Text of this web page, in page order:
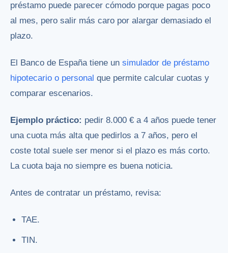
préstamo puede parecer cómodo porque pagas poco
al mes, pero salir más caro por alargar demasiado el
plazo.
El Banco de España tiene un simulador de préstamo
hipotecario o personal que permite calcular cuotas y
comparar escenarios.
Ejemplo práctico: pedir 8.000 € a 4 años puede tener
una cuota más alta que pedirlos a 7 años, pero el
coste total suele ser menor si el plazo es más corto.
La cuota baja no siempre es buena noticia.
Antes de contratar un préstamo, revisa:
TAE.
TIN.